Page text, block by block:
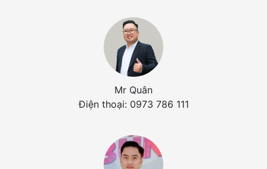
Mr Quân
Điện thoại: 0973 786 111